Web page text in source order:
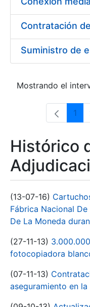
Mostrando el
1
Histórico
(13-07-16)
Fábrica Nacional
De La Moneda
(27-11-13)
fotocopiadora
(07-11-13)
aseguramiento en la